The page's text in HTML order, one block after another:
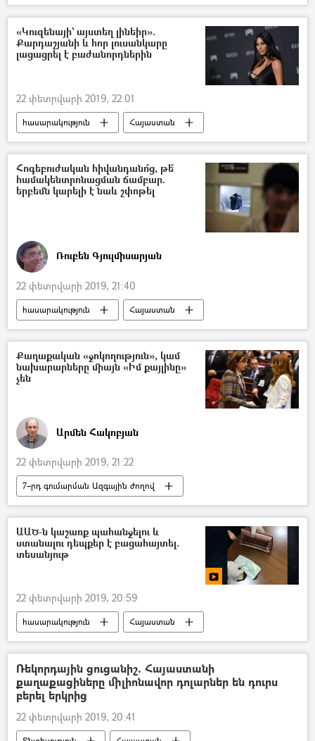
Քաղաքականություն
Հայաստան
Հավաքական անվտանգության պայմանագիր կազմակերպություն (ՀԱՊԿ)
Նիկոլ Փաշինյան
Յուրի Խաչատուրով
«Կուզենայի` այստեղ լինեիր».
Քարդաշյանի և հոր լուսանկարը
լացացրել է բաժանորդներին
22 փետրվարի 2019, 22:01
հասարակություն
Հայաստան
Քիմ Քարդաշյան
Ամերիկահայ հեռուստաաստղ Քիմ Քարդաշյան
Հոգեբուժական հիվանդանո՞ց, թե՞
համակենտրոնացման ճամբար.
երբեմն կարելի է նաև շփոթել
Ռուբեն Գյուլմիսարյան
22 փետրվարի 2019, 21:40
հասարակություն
Հայաստան
Հեղինակներ
ՀՀ առողջապահության նախարարություն
ՀՀ ՄԻՊ
Քաղաքական «ջոկողություն», կամ
նախարարները միայն «Իմ քայլինը»
չեն
Արմեն Հակոբյան
22 փետրվարի 2019, 21:22
7–րդ գումարման Ազգային ժողով
Հեղինակներ
«Իմ քայլը» դաշինք
Լիլիթ Մակունց
Վալերի Օսիպյան
ԱԱԾ-ն կաշառք պահանջելու և
ստանալու դեպքեր է բացահայտել.
տեսանյութ
22 փետրվարի 2019, 20:59
հասարակություն
Հայաստան
ՀՀ ազգային անվտանգության ծառայություն. ԱԱԾ
Տեսանյութեր
Մուլտիմեդիա
Ռեկորդային ցուցանիշ. Հայաստանի
քաղաքացիները միլիոնավոր դոլարներ են դուրս
բերել երկրից
22 փետրվարի 2019, 20:41